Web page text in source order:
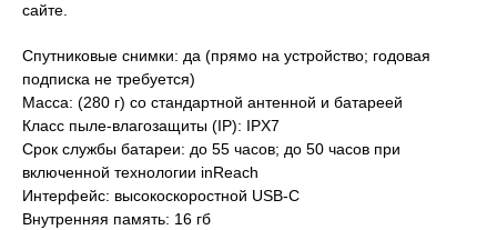
сайте.
Спутниковые снимки: да (прямо на устройство; годовая
подписка не требуется)
Масса: (280 г) со стандартной антенной и батареей
Класс пыле-влагозащиты (IP): IPX7
Срок службы батареи: до 55 часов; до 50 часов при
включенной технологии inReach
Интерфейс: высокоскоростной USB-C
Внутренняя память: 16 гб